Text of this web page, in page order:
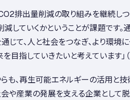
排出量削減の取り組みを継続し
していくかということが課題です。
じて、人と社会をつなぎ、より環境
目指していきたいと考えています」
も、再生可能エネルギーの活用と
会や産業の発展を支える企業として